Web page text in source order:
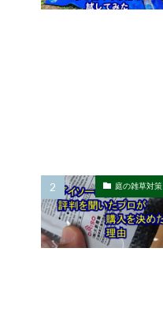
庭の雑草対策